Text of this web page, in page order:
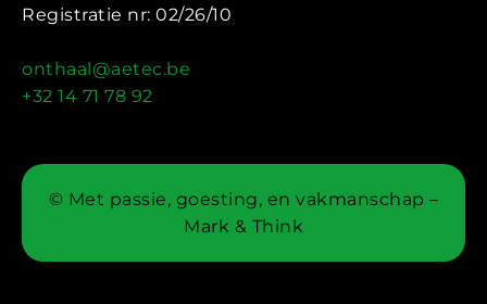
Registratie nr: 02/26/10
onthaal@aetec.be
+32 14 71 78 92
© Met passie, goesting, en vakmanschap –
Mark & Think